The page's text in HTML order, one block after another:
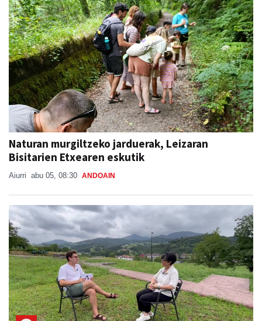
Naturan murgiltzeko jarduerak, Leizaran
Bisitarien Etxearen eskutik
Aiurri abu 05, 08:30 ANDOAIN